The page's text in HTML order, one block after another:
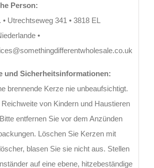
Person:
Utrechtseweg 341 • 3818 EL
•
und Sicherheitsinformationen:
brennende Kerze nie unbeaufsichtigt.
von Kindern und Haustieren
entfernen Sie vor dem Anzünden
Löschen Sie Kerzen mit
blasen Sie sie nicht aus. Stellen
auf eine ebene, hitzebeständige